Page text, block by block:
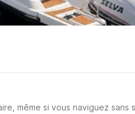
même si vous naviguez sans